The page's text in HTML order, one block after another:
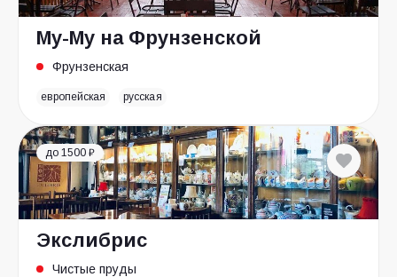
Му-Му на Фрунзенской
Фрунзенская
европейская русская
до 1500 ₽
Экслибрис
Чистые пруды